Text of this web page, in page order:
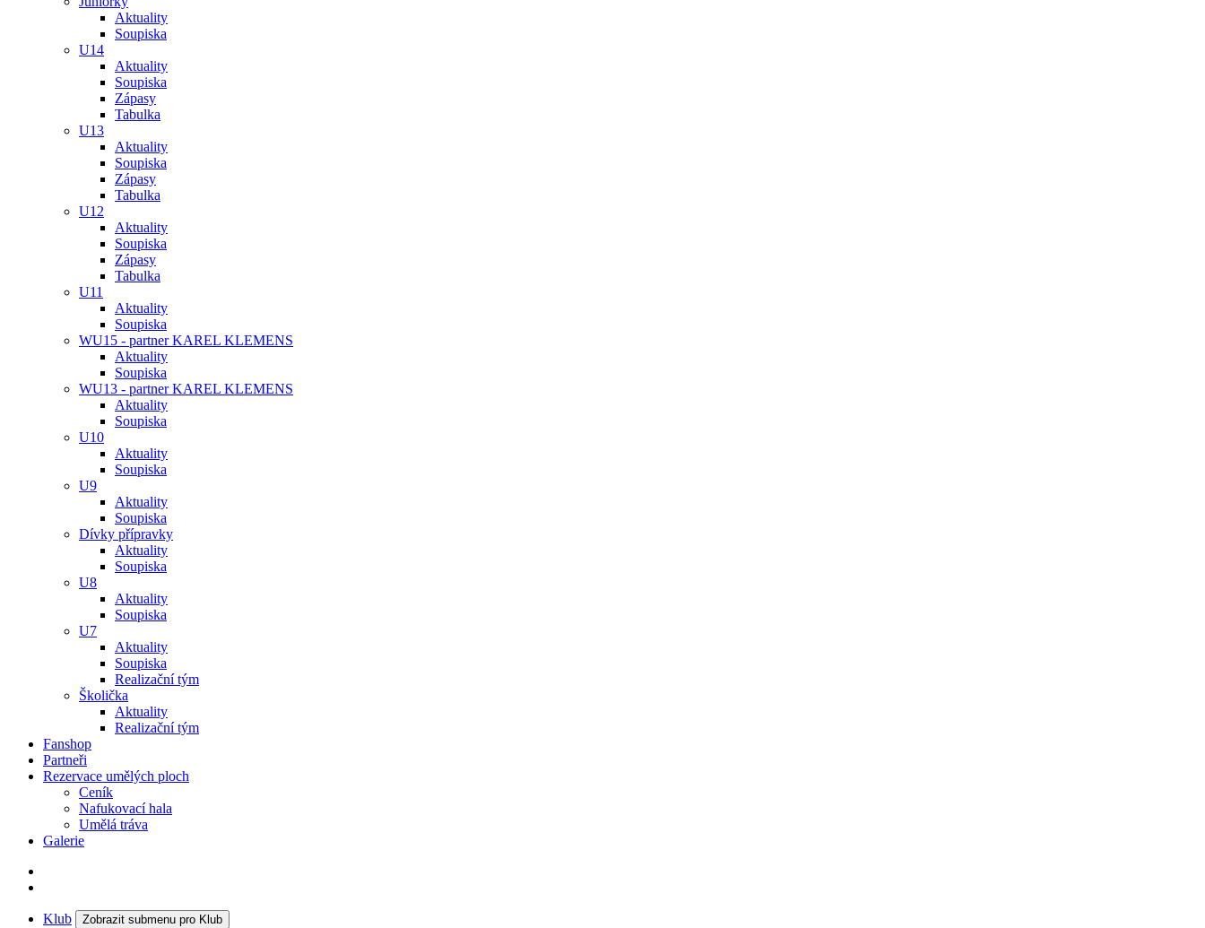
Aktuality
Soupiska
U14
Aktuality
Soupiska
Zápasy
Tabulka
U13
Aktuality
Soupiska
Zápasy
Tabulka
U12
Aktuality
Soupiska
Zápasy
Tabulka
U11
Aktuality
Soupiska
WU15 - partner KAREL KLEMENS
Aktuality
Soupiska
WU13 - partner KAREL KLEMENS
Aktuality
Soupiska
U10
Aktuality
Soupiska
U9
Aktuality
Soupiska
Dívky přípravky
Aktuality
Soupiska
U8
Aktuality
Soupiska
U7
Aktuality
Soupiska
Realizační tým
Školička
Aktuality
Realizační tým
Fanshop
Partneři
Rezervace umělých ploch
Ceník
Nafukovací hala
Umělá tráva
Galerie
Klub Zobrazit submenu pro Klub